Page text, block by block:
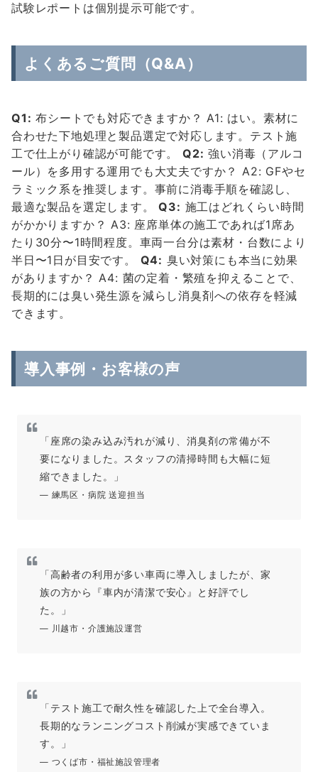
試験レポートは個別提示可能です。
よくあるご質問（Q&A）
Q1: 布シートでも対応できますか？ A1: はい。素材に
合わせた下地処理と製品選定で対応します。テスト施
工で仕上がり確認が可能です。 Q2: 強い消毒（アルコ
ール）を多用する運用でも大丈夫ですか？ A2: GFやセ
ラミック系を推奨します。事前に消毒手順を確認し、
最適な製品を選定します。Q3: 施工はどれくらい時間
がかかりますか？ A3: 座席単体の施工であれば1席あ
たり30分〜1時間程度。車両一台分は素材・台数により
半日〜1日が目安です。 Q4: 臭い対策にも本当に効果
がありますか？ A4: 菌の定着・繁殖を抑えることで、
長期的には臭い発生源を減らし消臭剤への依存を軽減
できます。
導入事例・お客様の声
「座席の染み込み汚れが減り、消臭剤の常備が不
要になりました。スタッフの清掃時間も大幅に短
縮できました。」
— 練馬区・病院 送迎担当
「高齢者の利用が多い車両に導入しましたが、家
族の方から『車内が清潔で安心』と好評でし
た。」
— 川越市・介護施設運営
「テスト施工で耐久性を確認した上で全台導入。
長期的なランニングコスト削減が実感できていま
す。」
— つくば市・福祉施設管理者